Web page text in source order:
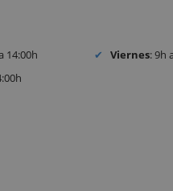
14:00h
Viernes: 9h